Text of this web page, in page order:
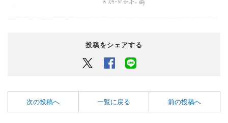
投稿をシェアする
Twitter Facebook
次の投稿へ 一覧に戻る 前の投稿へ